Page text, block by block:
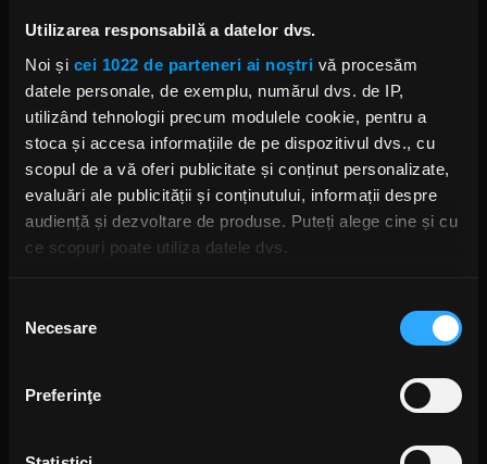
Utilizarea responsabilă a datelor dvs.
Noi și cei 1022 de parteneri ai noștri vă procesăm
datele personale, de exemplu, numărul dvs. de IP,
utilizând tehnologii precum modulele cookie, pentru a
stoca și accesa informațiile de pe dispozitivul dvs., cu
scopul de a vă oferi publicitate și conținut personalizate,
evaluări ale publicității și conținutului, informații despre
audiență și dezvoltare de produse. Puteți alege cine și cu
ce scopuri poate utiliza datele dvs.
Să colectăm informațiile cu privire la locația dvs.
Să vă identificăm dispozitivul scanândul-l în mod
activ după caracteristici specifice (amprentare)
consimțământului
Necesare
Preferinţe
Foto: Facebook
NAPALM DEATH BARNEY GREENWAY
Rock News
Green Day a lansat un canal